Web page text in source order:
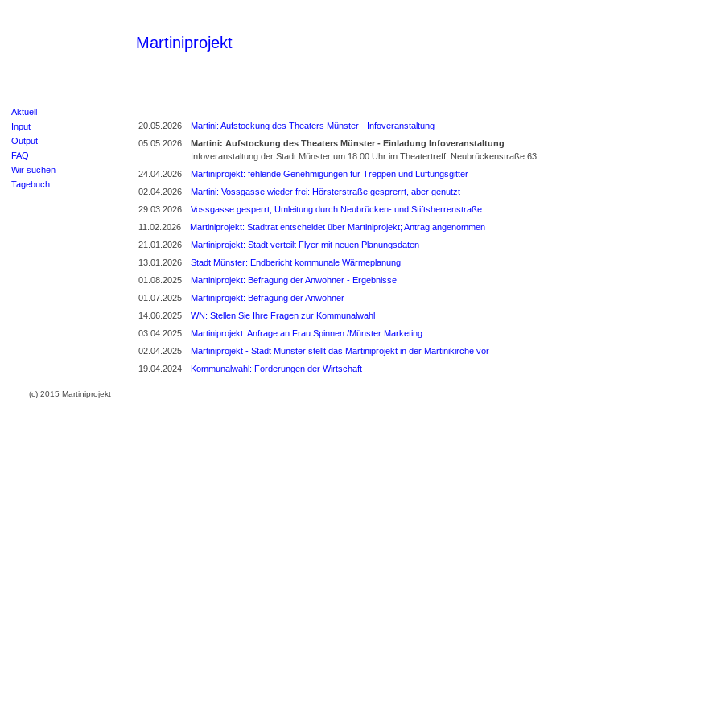
Martiniprojekt
Aktuell
Input
Output
FAQ
Wir suchen
Tagebuch
20.05.2026
Martini: Aufstockung des Theaters Münster - Infoveranstaltung
05.05.2026
Martini: Aufstockung des Theaters Münster - Einladung Infoveranstaltung
Infoveranstaltung der Stadt Münster um 18:00 Uhr im Theatertreff, Neubrückenstraße 63
24.04.2026
Martiniprojekt: fehlende Genehmigungen für Treppen und Lüftungsgitter
02.04.2026
Martini: Vossgasse wieder frei: Hörsterstraße gesprerrt, aber genutzt
29.03.2026
Vossgasse gesperrt, Umleitung durch Neubrücken- und Stiftsherrenstraße
11.02.2026
Martiniprojekt: Stadtrat entscheidet über Martiniprojekt; Antrag angenommen
21.01.2026
Martiniprojekt: Stadt verteilt Flyer mit neuen Planungsdaten
13.01.2026
Stadt Münster: Endbericht kommunale Wärmeplanung
01.08.2025
Martiniprojekt: Befragung der Anwohner - Ergebnisse
01.07.2025
Martiniprojekt: Befragung der Anwohner
14.06.2025
WN: Stellen Sie Ihre Fragen zur Kommunalwahl
03.04.2025
Martiniprojekt: Anfrage an Frau Spinnen /Münster Marketing
02.04.2025
Martiniprojekt - Stadt Münster stellt das Martiniprojekt in der Martinikirche vor
19.04.2024
Kommunalwahl: Forderungen der Wirtschaft
(c) 2015 Martiniprojekt